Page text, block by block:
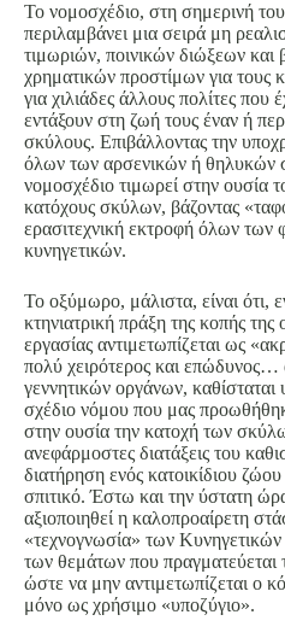
Το νομοσχέδιο, στη σημερινή
περιλαμβάνει μια σειρά μη
τιμωριών, ποινικών διώξεων και
χρηματικών προστίμων για τους
για χιλιάδες άλλους πολίτες που
εντάξουν στη ζωή τους έναν ή
σκύλους. Επιβάλλοντας την
όλων των αρσενικών ή θηλυκών
νομοσχέδιο τιμωρεί στην ουσία
κατόχους σκύλων, βάζοντας
ερασιτεχνική εκτροφή όλων των
κυνηγετικών.
Το οξύμωρο, μάλιστα, είναι ότι,
κτηνιατρική πράξη της κοπής
εργασίας αντιμετωπίζεται ως
πολύ χειρότερος και
γεννητικών οργάνων,
σχέδιο νόμου που μας
στην ουσία την κατοχή των
ανεφάρμοστες διατάξεις του
διατήρηση ενός κατοικίδιου
σπιτικό. Έστω και την ύστατη
αξιοποιηθεί η καλοπροαίρετη
«τεχνογνωσία» των
των θεμάτων που πραγματεύεται
ώστε να μην αντιμετωπίζεται ο
μόνο ως χρήσιμο «υποζύγιο».